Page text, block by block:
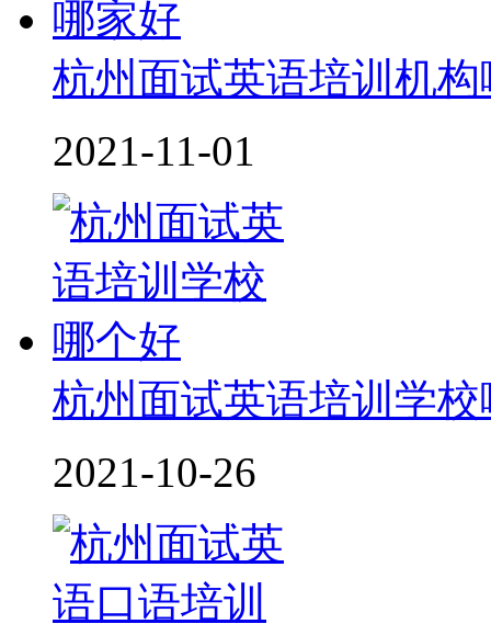
杭州面试英语培训机
2021-11-01
杭州面试英语培训学
2021-10-26